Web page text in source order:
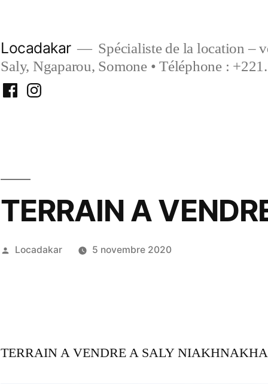
Locadakar
Spécialiste de la location –
Saly, Ngaparou, Somone • Téléphone :
FacebookInstagram
TERRAIN A
Publié
Locadakar 5 novembre 2020
TERRAIN A VENDRE A SALY